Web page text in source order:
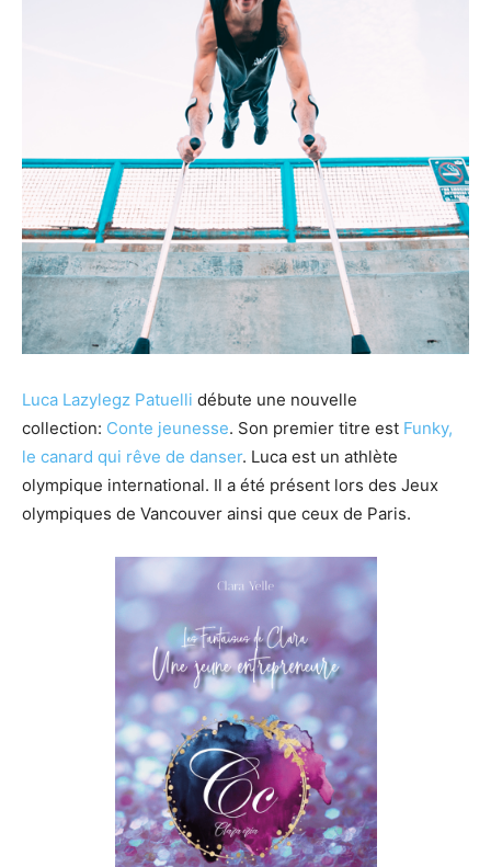
Luca Lazylegz Patuelli débute une nouvelle
collection: Conte jeunesse. Son premier titre est Funky,
le canard qui rêve de danser. Luca est un athlète
olympique international. Il a été présent lors des Jeux
olympiques de Vancouver ainsi que ceux de Paris.